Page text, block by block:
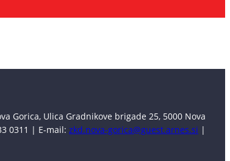
Gorica, Ulica Gradnikove brigade 25, 5000 Nova
0311 | E-mail: zkd.nova-gorica@guest.arnes.si |